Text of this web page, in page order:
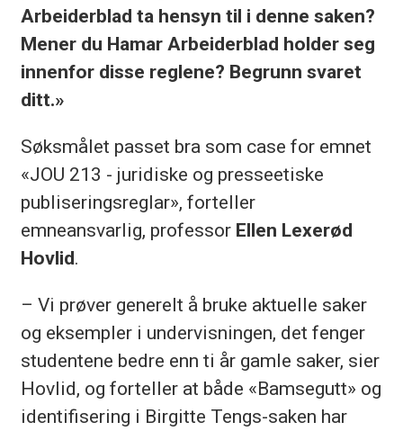
Arbeiderblad ta hensyn til i denne saken?
Mener du Hamar Arbeiderblad holder seg
innenfor disse reglene? Begrunn svaret
ditt.»
Søksmålet passet bra som case for emnet
«JOU 213 - juridiske og presseetiske
publiseringsreglar», forteller
emneansvarlig, professor Ellen Lexerød
Hovlid.
– Vi prøver generelt å bruke aktuelle saker
og eksempler i undervisningen, det fenger
studentene bedre enn ti år gamle saker, sier
Hovlid, og forteller at både «Bamsegutt» og
identifisering i Birgitte Tengs-saken har